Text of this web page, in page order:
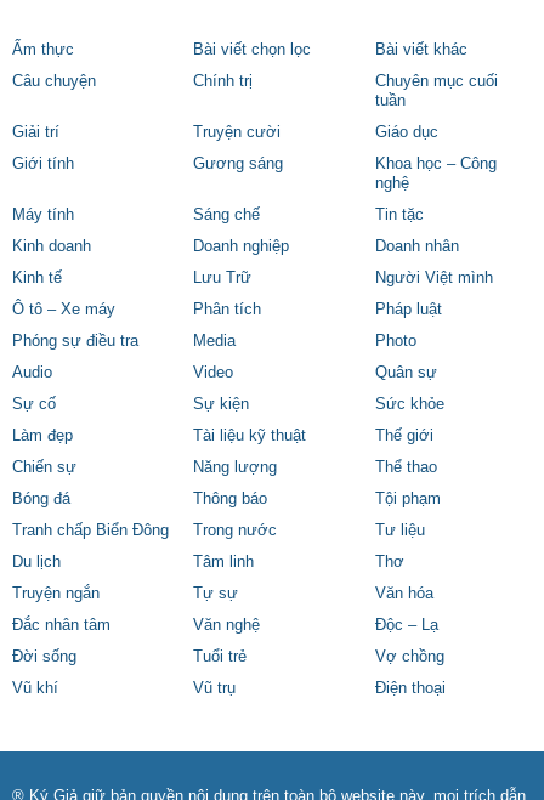
Ẩm thực Bài viết chọn lọc
Bài viết khác
Câu chuyện
Chính trị
Chuyên mục cuối
tuần
Giải trí
Truyện cười
Giáo dục
Giới tính
Gương sáng
Khoa học – Công
nghệ
Máy tính
Sáng chế
Tin tặc
Kinh doanh
Doanh nghiệp
Doanh nhân
Kinh tế
Lưu Trữ
Người Việt mình
Ô tô – Xe máy
Phân tích
Pháp luật
Phóng sự điều tra
Media
Photo
Audio
Video
Quân sự
Sự cố
Sự kiện
Sức khỏe
Làm đẹp
Tài liệu kỹ thuật
Thế giới
Chiến sự
Năng lượng
Thể thao
Bóng đá
Thông báo
Tội phạm
Tranh chấp Biển Đông
Trong nước
Tư liệu
Du lịch
Tâm linh
Thơ
Truyện ngắn
Tự sự
Văn hóa
Đắc nhân tâm
Văn nghệ
Độc – Lạ
Đời sống
Tuổi trẻ
Vợ chồng
Vũ khí
Vũ trụ Điện thoại
® Ký Giả giữ bản quyền nội dung trên toàn bộ website này, mọi trích dẫn